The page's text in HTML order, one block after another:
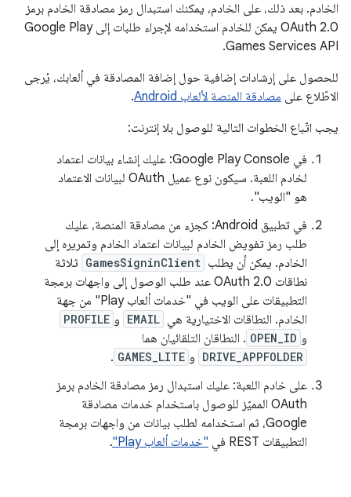
الخادم. بعد ذلك، على الخادم، يمكنك استبدال رمز مصادقة الخادم برمز
OAuth 2.0 يمكن للخادم استخدامه لإجراء طلبات إلى Google Play
Games Services API.
للحصول على إرشادات إضافية حول إضافة المصادقة في ألعابك، يُرجى
الاطّلاع على مصادقة المنصة لألعاب Android
.
يجب اتّباع الخطوات التالية للوصول بلا إنترنت:
في Google Play Console: عليك إنشاء بيانات اعتماد
لخادم اللعبة. سيكون نوع عميل OAuth لبيانات الاعتماد
هو "الويب".
في تطبيق Android: كجزء من مصادقة المنصة، عليك
طلب رمز تفويض الخادم لبيانات اعتماد الخادم وتمريره إلى
الخادم. يمكن أن يطلب GamesSigninClient ثلاثة
نطاقات OAuth 2.0 عند طلب الوصول إلى واجهات برمجة
التطبيقات على الويب في "خدمات ألعاب Play" من جهة
الخادم. النطاقات الاختيارية هي EMAIL و PROFILE
و OPEN_ID . النطاقان التلقائيان هما
DRIVE_APPFOLDER و GAMES_LITE
.
على خادم اللعبة: عليك استبدال رمز مصادقة الخادم برمز
OAuth المميّز للوصول باستخدام خدمات مصادقة
Google، ثم استخدامه لطلب بيانات من واجهات برمجة
التطبيقات REST في
"خدمات ألعاب Play" .